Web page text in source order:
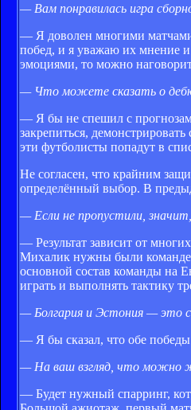
— Вам понравилась игра
— Я доволен многими
побед, и я уважаю их мнение и
эмоциями, то можно
— Что можете сказать о
— Я бы не спешил с
закрепиться,
эти футболисты попадут в
Не согласен, что крайним
определённый выбор. В
— Если не пропустили,
— Результат зависит от
Михалик нужны были команде.
основной состав команды на
играть и выполнять тактику
— Болгария и Эстония — это
— Я бы сказал, что обе
— На ваш взгляд, что можно
— Будет нужный спарринг,